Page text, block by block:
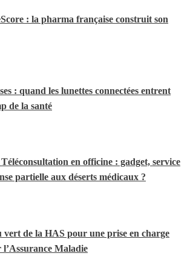
: la pharma française construit son
: quand les lunettes connectées entrent
de la santé
en officine : gadget, service
partielle aux déserts médicaux ?
vert de la HAS pour une prise en charge
l’Assurance Maladie